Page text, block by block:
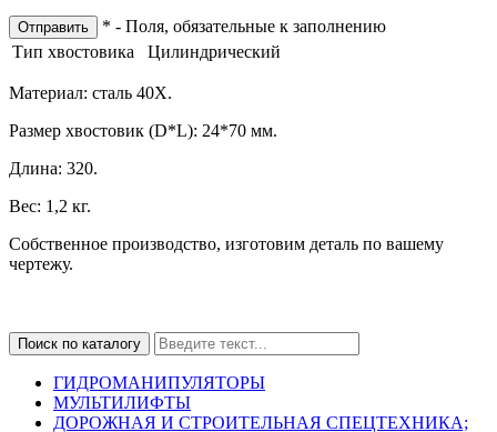
Отправить
* - Поля, обязательные к заполнению
Тип хвостовика
Цилиндрический
Материал: сталь 40Х.
Размер хвостовик (D*L): 24*70 мм.
Длина: 320.
Вес: 1,2 кг.
Собственное производство, изготовим деталь по вашему
чертежу.
ГИДРОМАНИПУЛЯТОРЫ
МУЛЬТИЛИФТЫ
ДОРОЖНАЯ И СТРОИТЕЛЬНАЯ СПЕЦТЕХНИКА;